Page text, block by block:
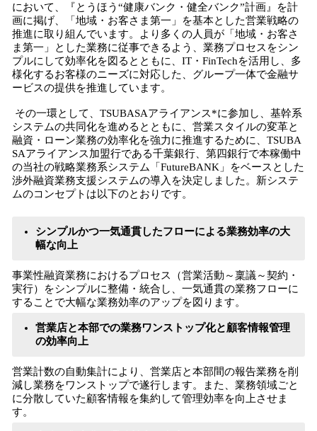
において、『とうほう“健康バンク・健全バンク”計画』を計
画に掲げ、「地域・お客さま第一」を基本とした営業戦略の
推進に取り組んでいます。より多くの人員が「地域・お客さ
ま第一」とした業務に従事できるよう、業務プロセスをシン
プルにして効率化を図るとともに、IT・FinTechを活用し、多
様化するお客様のニーズに対応した、グループ一体で金融サ
ービスの提供を推進しています。
その一環として、TSUBASAアライアンス*に参加し、基幹系
システムの共同化を進めるとともに、営業スタイルの変革と
融資・ローン業務の効率化を強力に推進するために、TSUBA
SAアライアンス加盟行である千葉銀行、第四銀行で本稼働中
の当社の戦略業務系システム「FutureBANK」をベースとした
渉外融資業務支援システムの導入を決定しました。新システ
ムのコンセプトは以下のとおりです。
シンプルかつ一気通貫したフローによる業務効率の大
幅な向上
事業性融資業務におけるプロセス（営業活動～稟議～契約・
実行）をシンプルに整備・統合し、一気通貫の業務フローに
することで大幅な業務効率のアップを図ります。
営業店と本部での業務ワンストップ化と顧客情報管理
の効率向上
営業計数の自動集計により、営業店と本部間の報告業務を削
減し業務をワンストップで遂行します。また、業務領域ごと
に分散していた顧客情報を集約して管理効率を向上させま
す。